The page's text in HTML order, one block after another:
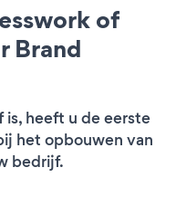
of
Brand
heeft u de eerste
het opbouwen van
bedrijf.